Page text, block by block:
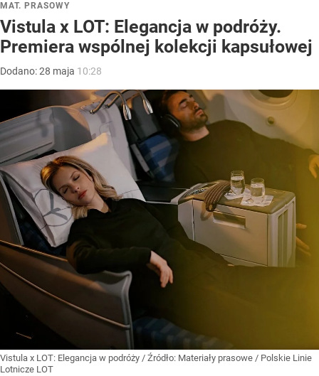
MAT. PRASOWY
Vistula x LOT: Elegancja w podróży.
Premiera wspólnej kolekcji kapsułowej
Dodano:28 maja 10:28
Vistula x LOT: Elegancja w podróży / Źródło: Materiały prasowe / Polskie Linie
Lotnicze LOT